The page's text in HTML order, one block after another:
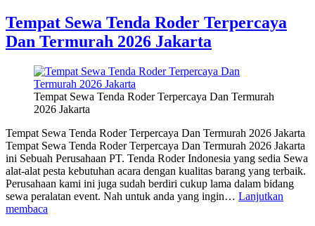
Tempat Sewa Tenda Roder Terpercaya
Dan Termurah 2026 Jakarta
Tempat Sewa Tenda Roder Terpercaya Dan Termurah
2026 Jakarta
Tempat Sewa Tenda Roder Terpercaya Dan Termurah 2026 Jakarta
Tempat Sewa Tenda Roder Terpercaya Dan Termurah 2026 Jakarta
ini Sebuah Perusahaan PT. Tenda Roder Indonesia yang sedia Sewa
alat-alat pesta kebutuhan acara dengan kualitas barang yang terbaik.
Perusahaan kami ini juga sudah berdiri cukup lama dalam bidang
sewa peralatan event. Nah untuk anda yang ingin… Lanjutkan
membaca